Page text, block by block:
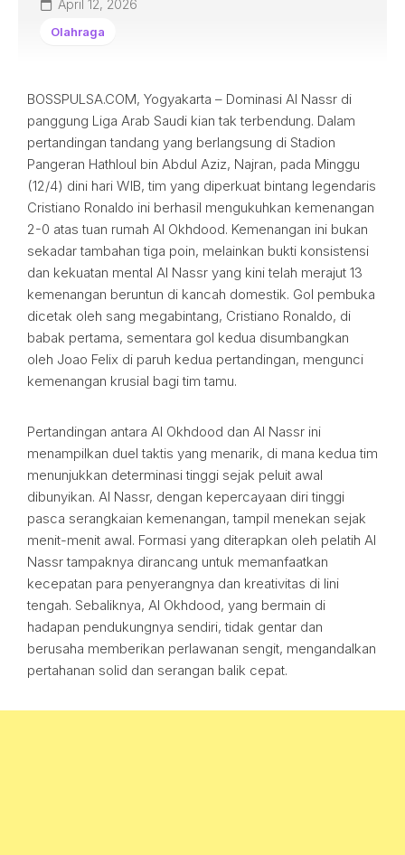
April 12, 2026
Olahraga
BOSSPULSA.COM, Yogyakarta – Dominasi Al Nassr di
panggung Liga Arab Saudi kian tak terbendung. Dalam
pertandingan tandang yang berlangsung di Stadion
Pangeran Hathloul bin Abdul Aziz, Najran, pada Minggu
(12/4) dini hari WIB, tim yang diperkuat bintang legendaris
Cristiano Ronaldo ini berhasil mengukuhkan kemenangan
2-0 atas tuan rumah Al Okhdood. Kemenangan ini bukan
sekadar tambahan tiga poin, melainkan bukti konsistensi
dan kekuatan mental Al Nassr yang kini telah merajut 13
kemenangan beruntun di kancah domestik. Gol pembuka
dicetak oleh sang megabintang, Cristiano Ronaldo, di
babak pertama, sementara gol kedua disumbangkan
oleh Joao Felix di paruh kedua pertandingan, mengunci
kemenangan krusial bagi tim tamu.
Pertandingan antara Al Okhdood dan Al Nassr ini
menampilkan duel taktis yang menarik, di mana kedua tim
menunjukkan determinasi tinggi sejak peluit awal
dibunyikan. Al Nassr, dengan kepercayaan diri tinggi
pasca serangkaian kemenangan, tampil menekan sejak
menit-menit awal. Formasi yang diterapkan oleh pelatih Al
Nassr tampaknya dirancang untuk memanfaatkan
kecepatan para penyerangnya dan kreativitas di lini
tengah. Sebaliknya, Al Okhdood, yang bermain di
hadapan pendukungnya sendiri, tidak gentar dan
berusaha memberikan perlawanan sengit, mengandalkan
pertahanan solid dan serangan balik cepat.